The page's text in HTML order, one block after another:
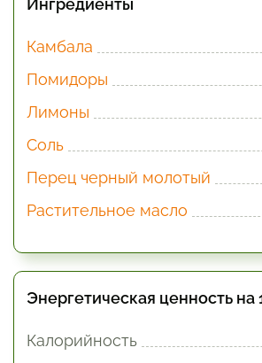
Ингредиенты
Камбала
Помидоры
Лимоны
Соль
Перец черный молотый
Растительное масло
Энергетическая ценность на
Калорийность